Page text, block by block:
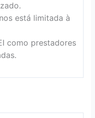
está limitada à
como prestadores